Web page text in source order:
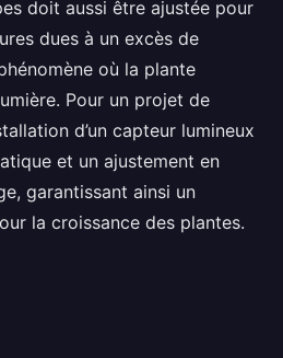
doit aussi être ajustée pour
dues à un excès de
où la plante
Pour un projet de
d’un capteur lumineux
et un ajustement en
garantissant ainsi un
la croissance des plantes.